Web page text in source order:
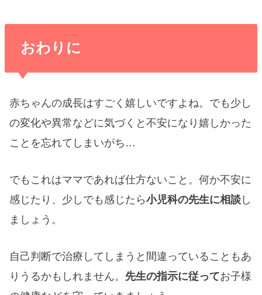
おわりに
赤ちゃんの成長はすごく嬉しいですよね。でも少し
の変化や異常などに気づくと不安になり嬉しかった
ことを忘れてしまいがち…
でもこれはママであれば仕方ないこと。何か不安に
感じたり、少しでも感じたら小児科の先生に相談 し
ましょう。
自己判断で治療してしまうと間違っていることもあ
りうるかもしれません。 先生の指示に従ってお子様